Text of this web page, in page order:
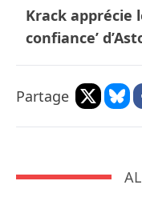
Krack apprécie
confiance’
Partage